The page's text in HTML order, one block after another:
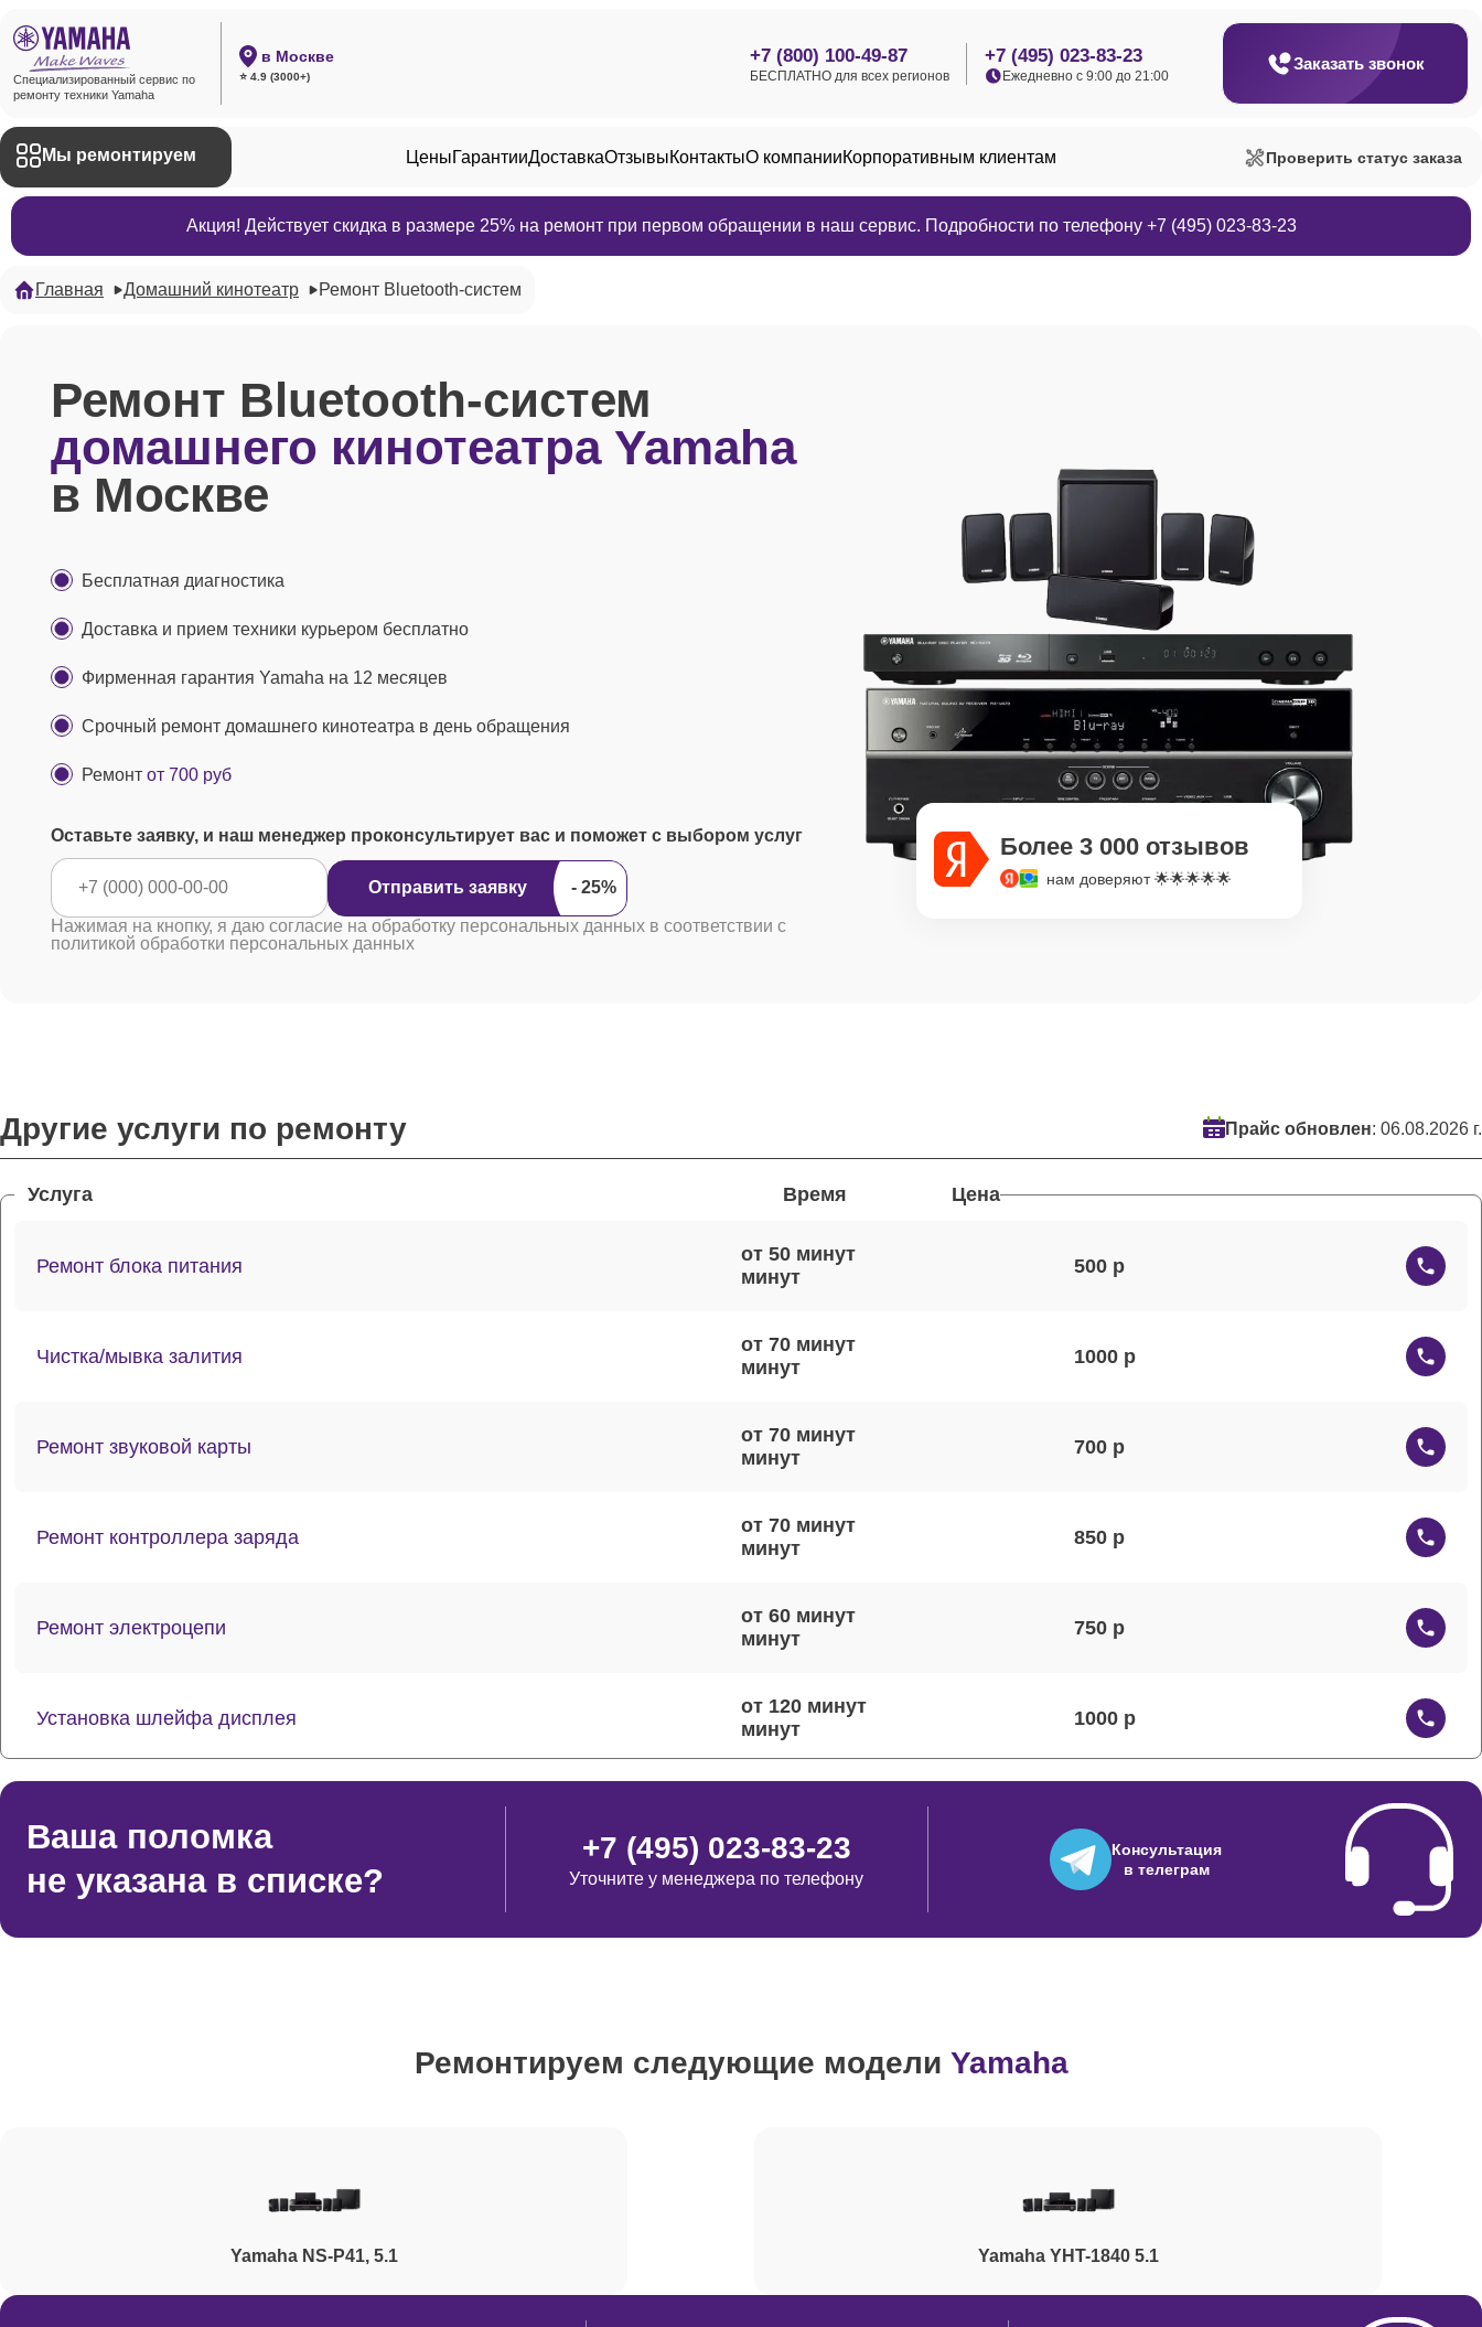
Специализированный сервис по
ремонту техники Yamaha
в Москве
⭐ 4.9 (3000+)
+7 (800) 100-49-87
БЕСПЛАТНО для всех регионов
+7 (495) 023-83-23
Ежедневно с 9:00 до 21:00
Заказать звонок
Мы ремонтируем ЦеныГарантииДоставкаОтзывыКонтактыО компанииКорпоративным клиентам Проверить статус заказа
Акция! Действует скидка в размере 25% на ремонт при первом обращении в наш сервис. Подробности по телефону +7 (495) 023-83-23
Главная Домашний кинотеатр Ремонт Bluetooth-систем
Ремонт Bluetooth-систем
домашнего кинотеатра Yamaha
в Москве
Бесплатная диагностика
Доставка и прием техники курьером бесплатно
Фирменная гарантия Yamaha на 12 месяцев
Срочный ремонт домашнего кинотеатра в день обращения
Ремонт от 700 руб
Оставьте заявку, и наш менеджер проконсультирует вас и поможет с выбором услуг
Отправить заявку
Нажимая на кнопку, я даю согласие на обработку персональных данных в соответствии с
политикой обработки персональных данных
Более 3 000 отзывов
нам доверяют 🌟🌟🌟🌟🌟
Другие услуги по ремонту Прайс обновлен: 06.08.2026 г.
Услуга Время Цена
Ремонт блока питания
от 50 минут
500
Чистка/мывка залития
от 70 минут
1000
Ремонт звуковой карты
от 70 минут
700
Ремонт контроллера заряда
от 70 минут
850
Ремонт электроцепи
от 60 минут
750
Установка шлейфа дисплея
от 120 минут
1000
Ремонт разъёмов VGA, HDMI, DVI
от 70 минут
от 40 минут
Ремонт регулировки громкости, регуляторов 1000
Ваша поломка
не указана в списке?
+7 (495) 023-83-23
Уточните у менеджера по телефону
Консультация
в телеграм
Ремонтируем следующие модели Yamaha
Yamaha NS-P41, 5.1 Yamaha YHT-1840 5.1